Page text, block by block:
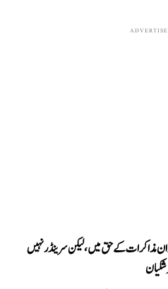
مذاکرات کے حق میں، لیکن سرینڈر نہیں